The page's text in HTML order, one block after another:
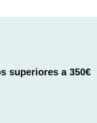
superiores a 350€